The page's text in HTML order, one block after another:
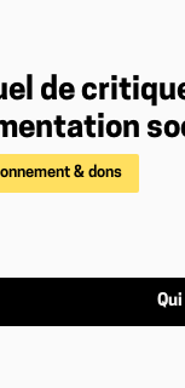
de
& dons